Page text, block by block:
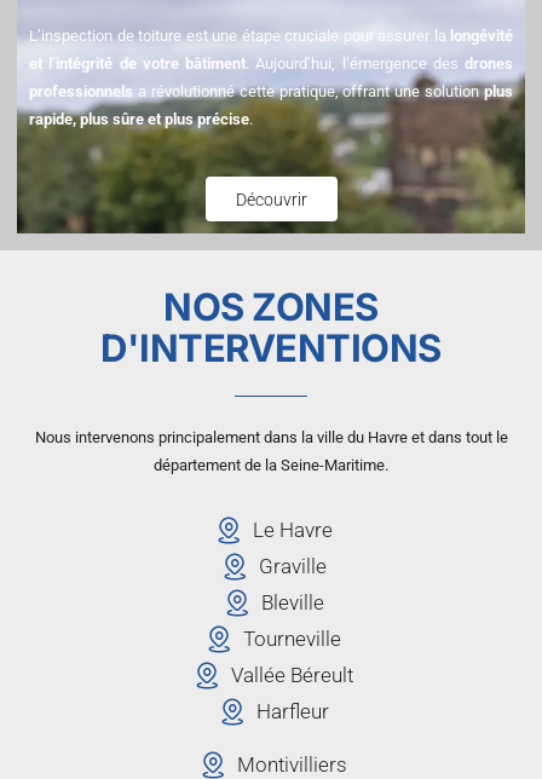
L’inspection de toiture est une étape cruciale pour assurer la longévité
et l’intégrité de votre bâtiment . Aujourd’hui, l’émergence des drones
professionnels a révolutionné cette pratique, offrant une solutionplus
rapide, plus sûre et plus précise.
Découvrir
NOS ZONES
D'INTERVENTIONS
Nous intervenons principalement dans la ville du Havre et dans tout le
département de la Seine-Maritime.
Le Havre
Graville
Bleville
Tourneville
Vallée Béreult
Harfleur
Montivilliers